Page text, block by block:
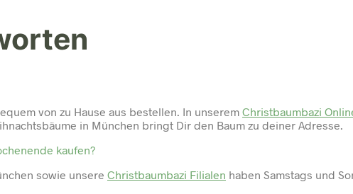
von zu Hause aus bestellen. In unserem Christbaumbazi
in München bringt Dir den Baum zu deiner Adresse.
kaufen?
sowie unsere Christbaumbazi Filialen haben Samstags und